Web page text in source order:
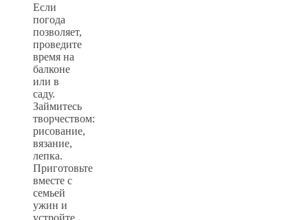
Если
погода
позволяет,
проведите
время на
балконе
или в
саду.
Займитесь
творчеством:
рисование,
вязание,
лепка.
Приготовьте
вместе с
семьей
ужин и
устройте